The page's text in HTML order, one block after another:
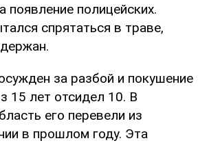
появление полицейских.
спрятаться в траве,
за разбой и покушение
15 лет отсидел 10. В
его перевели из
в прошлом году. Эта